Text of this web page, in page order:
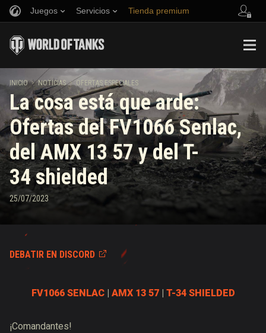
Juegos Servicios Tienda premium
Música
Política de juego limpio
Game Center de Wargaming.net
Guía de las entregas de suministros de Twitch
Reclutar a un amigo
Discord
Centro de mods
Media
INICIO NOTICIAS OFERTAS ESPECIALES
La cosa está que arde:
Ofertas del FV1066 Senlac,
del AMX 13 57 y del T-
34 shielded
25/07/2023
DEBATIR EN DISCORD
FV1066 SENLAC| AMX 13 57| T-34 SHIELDED
¡Comandantes!